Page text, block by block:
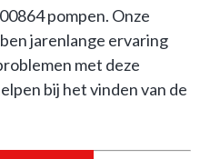
pompen. Onze
jarenlange ervaring
met deze
bij het vinden van de